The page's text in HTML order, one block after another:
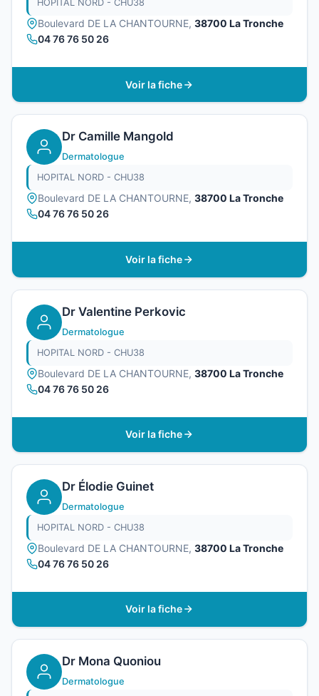
HOPITAL NORD - CHU38
Boulevard DE LA CHANTOURNE, 38700 La Tronche
04 76 76 50 26
Voir la fiche
Dr Camille Mangold
Dermatologue
HOPITAL NORD - CHU38
Boulevard DE LA CHANTOURNE, 38700 La Tronche
04 76 76 50 26
Voir la fiche
Dr Valentine Perkovic
Dermatologue
HOPITAL NORD - CHU38
Boulevard DE LA CHANTOURNE, 38700 La Tronche
04 76 76 50 26
Voir la fiche
Dr Élodie Guinet
Dermatologue
HOPITAL NORD - CHU38
Boulevard DE LA CHANTOURNE, 38700 La Tronche
04 76 76 50 26
Voir la fiche
Dr Mona Quoniou
Dermatologue